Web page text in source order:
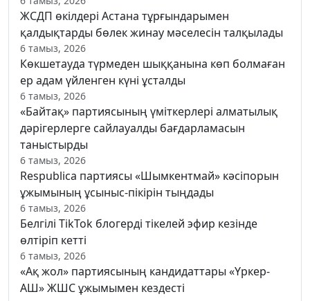
ЖСДП өкілдері Астана тұрғындарымен
қалдықтарды бөлек жинау мәселесін талқылады
6 тамыз, 2026
Көкшетауда түрмеден шыққанына көп болмаған
ер адам үйленген күні ұсталды
6 тамыз, 2026
«Байтақ» партиясының үміткерлері алматылық
дәрігерлерге сайлауалды бағдарламасын
таныстырды
6 тамыз, 2026
Respublica партиясы «Шымкентмай» кәсіпорын
ұжымының ұсыныс-пікірін тыңдады
6 тамыз, 2026
Белгілі TikTok блогерді тікелей эфир кезінде
өлтіріп кетті
6 тамыз, 2026
«Ақ жол» партиясының кандидаттары «Үркер-
АШ» ЖШС ұжымымен кездесті